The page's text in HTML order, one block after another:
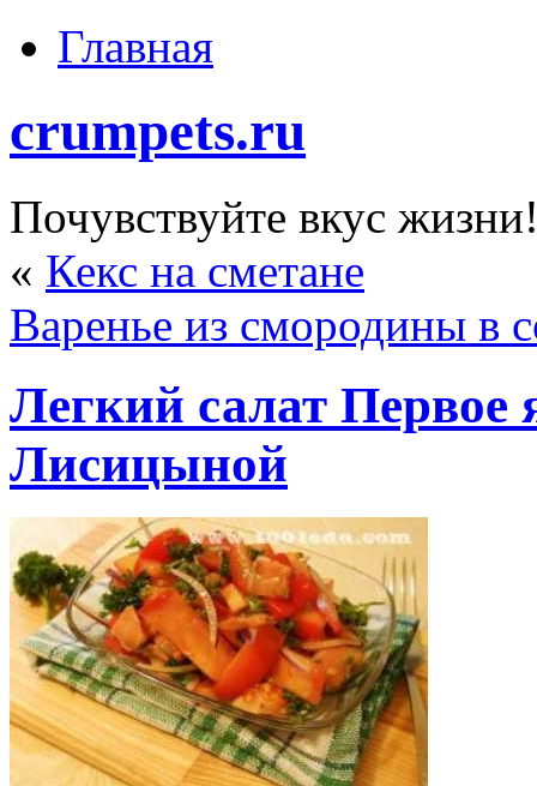
Главная
crumpets.ru
Почувствуйте вкус
« Кекс на сметане
Варенье из смородины в
Легкий салат
Лисицыной